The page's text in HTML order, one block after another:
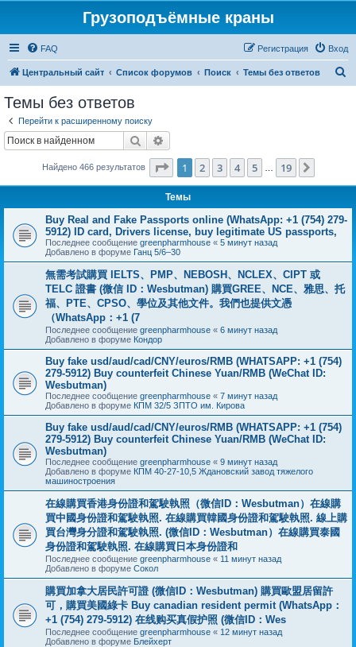
Грузоподъёмные краны
FAQ Вход
Регистрация
Центральный сайт Список форумов Поиск Темы без ответов
Темы без ответов
Перейти к расширенному поиску
Поиск
Найдено 466 результатов Страница из 19
1 2 3 4 5 19
Темы
Buy Real and Fake Passports online (WhatsApp: +1 (754) 279-
5912) ID card, Drivers license, buy legitimate US passports,
Последнее сообщение greenpharmhouse « 5 минут назад
Добавлено в форуме Ганц 5/6–30
無需考試購買 IELTS、PMP、NEBOSH、NCLEX、CIPT 或
TELC 證書 (微信 ID：Wesbutman) 購買GREE、NCE、雅思、托
福、PTE、CPSO、學位及其他文件。我們也提供文憑
（WhatsApp：+1 (7
Последнее сообщение greenpharmhouse « 6 минут назад
Добавлено в форуме Кондор
Buy fake usd/aud/cad/CNY/euros/RMB (WHATSAPP: +1 (754)
279-5912) Buy counterfeit Chinese Yuan/RMB (WeChat ID:
Wesbutman)
Последнее сообщение greenpharmhouse « 7 минут назад
Добавлено в форуме КПМ 32/5 ЗПТО им. Кирова
Buy fake usd/aud/cad/CNY/euros/RMB (WHATSAPP: +1 (754)
279-5912) Buy counterfeit Chinese Yuan/RMB (WeChat ID:
Wesbutman)
Последнее сообщение greenpharmhouse « 9 минут назад
Добавлено в форуме КПМ 40-27-10,5 Ждановский завод тяжелого
машиностроения
在線購買香港身份證和駕駛執照（微信ID：Wesbutman）在線購
買中國身份證和駕駛執照. 在線購買韓國身份證和駕駛執照. 線上購
買台灣身分證和駕駛執照. (微信ID：Wesbutman）在線購買泰國
身份證和駕駛執照. 在線購買日本身份證和
Последнее сообщение greenpharmhouse « 11 минут назад
Добавлено в форуме Сокол
購買加拿大居民許可證 (微信ID：Wesbutman) 購買歐盟居留許
可，購買美國綠卡 Buy canadian resident permit (WhatsApp：
+1 (754) 279-5912) 在线购买真假护照 (微信ID：Wes
Последнее сообщение greenpharmhouse « 12 минут назад
Добавлено в форуме Блейхерт